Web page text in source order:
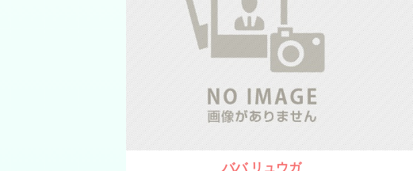
ババ リュウガ